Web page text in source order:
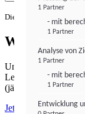
Die Zustimmung ist
Werbefrei
Unabhängiger
Lesen Sie
(jährliche
Jetzt abonnieren
1 Partner
- mit
1 Partner
Analyse von
1 Partner
- mit
1 Partner
Entwicklung